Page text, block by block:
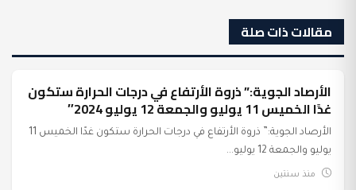
مقالات ذات صلة
عرب وعالم
الأرصاد الجوية:” ذروة الأرتفاع في درجات الحرارة ستكون
غدًا الخميس 11 يوليو والجمعة 12 يوليو 2024″
الأرصاد الجوية:” ذروة الأرتفاع في درجات الحرارة ستكون غدًا الخميس 11
يوليو والجمعة 12 يوليو...
منذ سنتين